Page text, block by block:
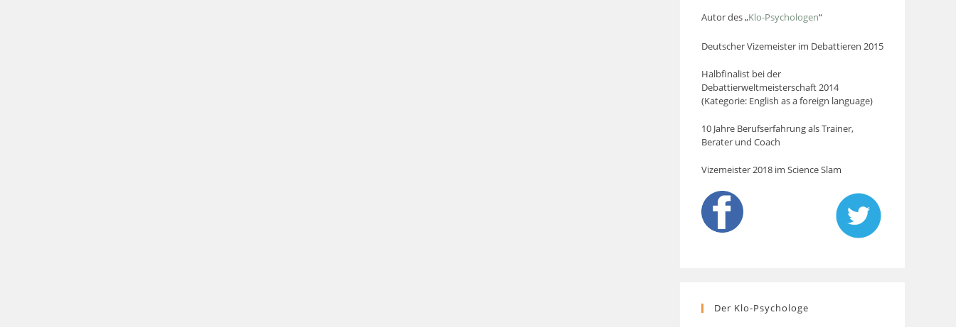
Autor des „Klo-Psychologen“
Deutscher Vizemeister im Debattieren 2015
Halbfinalist bei der
Debattierweltmeisterschaft 2014
(Kategorie: English as a foreign language)
10 Jahre Berufserfahrung als Trainer,
Berater und Coach
Vizemeister 2018 im Science Slam
Der Klo-Psychologe